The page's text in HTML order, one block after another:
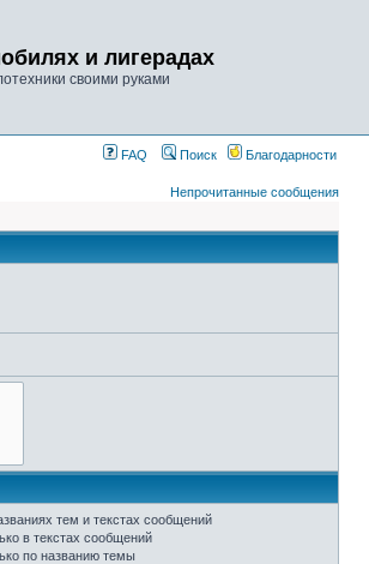
и лигерадах
своими руками
FAQ Поиск Благодарности
Непрочитанные сообщения
тем и текстах сообщений
в текстах сообщений
по названию темы